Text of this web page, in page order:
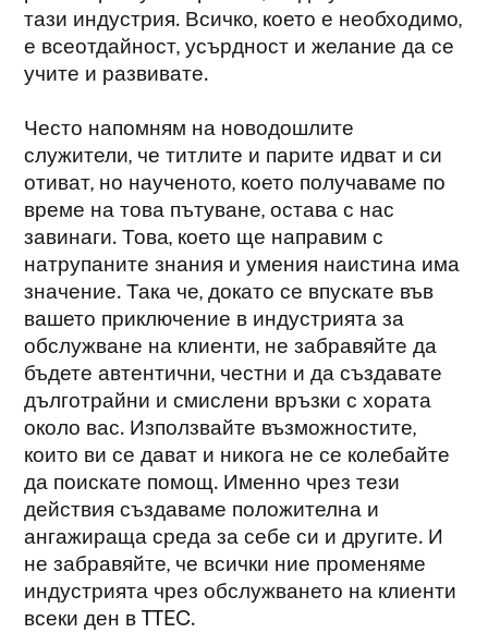
тази индустрия. Всичко, което е необходимо,
е всеотдайност, усърдност и желание да се
учите и развивате.
Често напомням на новодошлите
служители, че титлите и парите идват и си
отиват, но наученото, което получаваме по
време на това пътуване, остава с нас
завинаги. Това, което ще направим с
натрупаните знания и умения наистина има
значение. Така че, докато се впускате във
вашето приключение в индустрията за
обслужване на клиенти, не забравяйте да
бъдете автентични, честни и да създавате
дълготрайни и смислени връзки с хората
около вас. Използвайте възможностите,
които ви се дават и никога не се колебайте
да поискате помощ. Именно чрез тези
действия създаваме положителна и
ангажираща среда за себе си и другите. И
не забравяйте, че всички ние променяме
индустрията чрез обслужването на клиенти
всеки ден в TTEC.